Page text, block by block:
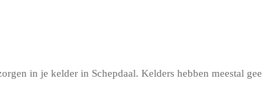
in je kelder in Schepdaal. Kelders hebben meestal